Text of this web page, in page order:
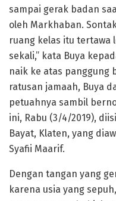
sampai gerak badan
oleh Markhaban.
ruang kelas itu tertawa
sekali,” kata Buya
naik ke atas panggung
ratusan jamaah, Buya
petuahnya sambil
ini, Rabu (3/4/2019),
Bayat, Klaten, yang
Syafii Maarif.
Dengan tangan yang
karena usia yang